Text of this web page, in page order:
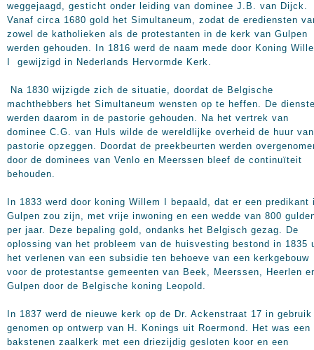
weggejaagd, gesticht onder leiding van dominee J.B. van Dijck.
Vanaf circa 1680 gold het Simultaneum, zodat de erediensten
zowel de katholieken als de protestanten in de kerk van Gulpen
werden gehouden. In 1816 werd de naam mede door Koning
I gewijzigd in Nederlands Hervormde Kerk.
Na 1830 wijzigde zich de situatie, doordat de Belgische
machthebbers het Simultaneum wensten op te heffen. De
werden daarom in de pastorie gehouden. Na het vertrek van
dominee C.G. van Huls wilde de wereldlijke overheid de huur
pastorie opzeggen. Doordat de preekbeurten werden
door de dominees van Venlo en Meerssen bleef de continuïteit
behouden.
In 1833 werd door koning Willem I bepaald, dat er een predikant
Gulpen zou zijn, met vrije inwoning en een wedde van 800
per jaar. Deze bepaling gold, ondanks het Belgisch gezag. De
oplossing van het probleem van de huisvesting bestond in 1835
het verlenen van een subsidie ten behoeve van een kerkgebouw
voor de protestantse gemeenten van Beek, Meerssen, Heerlen
Gulpen door de Belgische koning Leopold.
In 1837 werd de nieuwe kerk op de Dr. Ackenstraat 17 in gebruik
genomen op ontwerp van H. Konings uit Roermond. Het was een
bakstenen zaalkerk met een driezijdig gesloten koor en een